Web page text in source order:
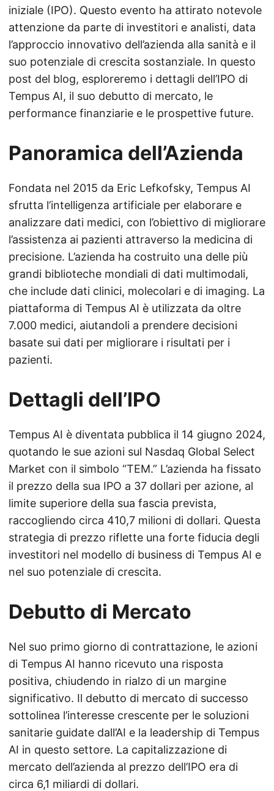
iniziale (IPO). Questo evento ha attirato notevole
attenzione da parte di investitori e analisti, data
l’approccio innovativo dell’azienda alla sanità e il
suo potenziale di crescita sostanziale. In questo
post del blog, esploreremo i dettagli dell’IPO di
Tempus AI, il suo debutto di mercato, le
performance finanziarie e le prospettive future.
Panoramica dell’Azienda
Fondata nel 2015 da Eric Lefkofsky, Tempus AI
sfrutta l’intelligenza artificiale per elaborare e
analizzare dati medici, con l’obiettivo di migliorare
l’assistenza ai pazienti attraverso la medicina di
precisione. L’azienda ha costruito una delle più
grandi biblioteche mondiali di dati multimodali,
che include dati clinici, molecolari e di imaging. La
piattaforma di Tempus AI è utilizzata da oltre
7.000 medici, aiutandoli a prendere decisioni
basate sui dati per migliorare i risultati per i
pazienti.
Dettagli dell’IPO
Tempus AI è diventata pubblica il 14 giugno 2024,
quotando le sue azioni sul Nasdaq Global Select
Market con il simbolo “TEM.” L’azienda ha fissato
il prezzo della sua IPO a 37 dollari per azione, al
limite superiore della sua fascia prevista,
raccogliendo circa 410,7 milioni di dollari. Questa
strategia di prezzo riflette una forte fiducia degli
investitori nel modello di business di Tempus AI e
nel suo potenziale di crescita.
Debutto di Mercato
Nel suo primo giorno di contrattazione, le azioni
di Tempus AI hanno ricevuto una risposta
positiva, chiudendo in rialzo di un margine
significativo. Il debutto di mercato di successo
sottolinea l’interesse crescente per le soluzioni
sanitarie guidate dall’AI e la leadership di Tempus
AI in questo settore. La capitalizzazione di
mercato dell’azienda al prezzo dell’IPO era di
circa 6,1 miliardi di dollari.